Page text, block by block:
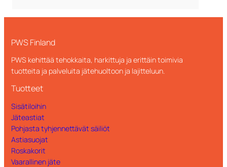
PWS Finland
PWS kehittää tehokkaita, harkittuja ja erittäin toimivia
tuotteita ja palveluita jätehuoltoon ja lajitteluun.
Tuotteet
Sisätiloihin
Jäteastiat
Pohjasta tyhjennettävät säiliöt
Astiasuojat
Roskakorit
Vaarallinen jäte